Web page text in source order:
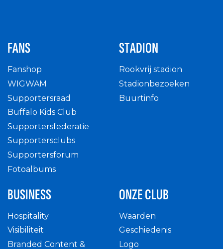
FANS
Fanshop
WIGWAM
Supportersraad
Buffalo Kids Club
Supportersfederatie
Supportersclubs
Supportersforum
Fotoalbums
STADION
Rookvrij stadion
Stadionbezoeken
Buurtinfo
BUSINESS
Hospitality
Visibiliteit
Branded Content &
ONZE CLUB
Waarden
Geschiedenis
Logo